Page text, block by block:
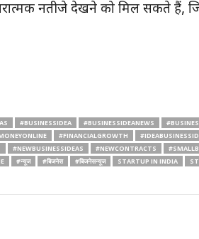
नतीजे देखने को मिल सकते हैं,
#BUSINESSIDEA #BUSINESSIDEANEWS
#FINANCIALGROWTH
#NEWBUSINESSIDEAS #NEWCONTRACTS
#न्यूज #बिजनेस #बिजनेसन्यूज STARTUP IN INDIA